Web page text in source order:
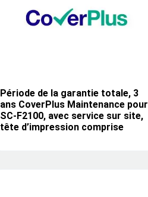
Période de la garantie totale, 3
ans CoverPlus Maintenance pour
SC-F2100, avec service sur site,
tête d’impression comprise